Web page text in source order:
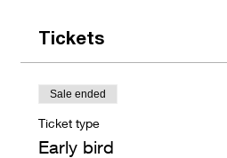
Tickets
Sale ended
Ticket type
Early bird